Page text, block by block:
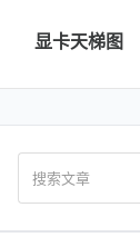
显卡天梯图